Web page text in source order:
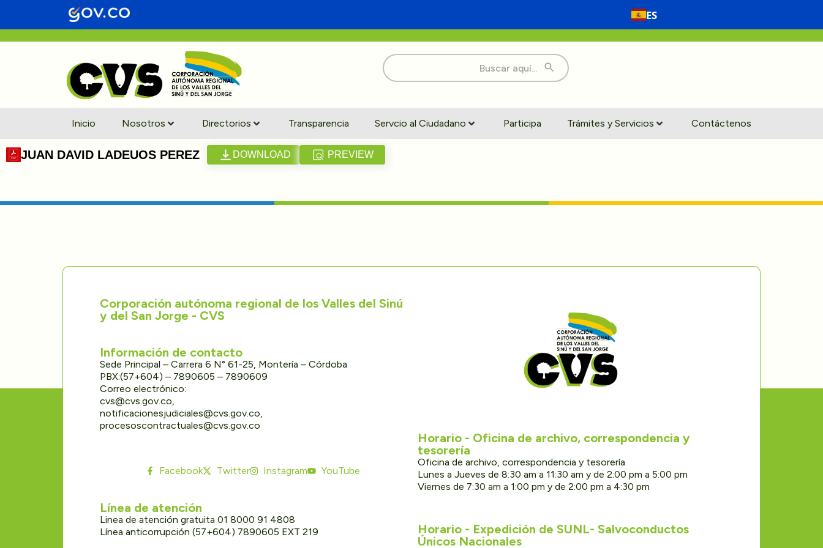
ES
Buscar:
Inicio Nosotros Directorios Transparencia Servcio al Ciudadano Participa Trámites y Servicios Contáctenos
JUAN DAVID LADEUOS PEREZ DOWNLOAD PREVIEW
Corporación autónoma regional de los Valles del Sinú
y del San Jorge - CVS
Información de contacto
Sede Principal – Carrera 6 N° 61-25, Montería – Córdoba
PBX:(57+604) – 7890605 – 7890609
Correo electrónico:
cvs@cvs.gov.co,
notificacionesjudiciales@cvs.gov.co,
procesoscontractuales@cvs.gov.co
Facebook Twitter Instagram YouTube
Línea de atención
Linea de atención gratuita 01 8000 91 4808
Línea anticorrupción (57+604) 7890605 EXT 219
Horario - Oficina de archivo, correspondencia y
tesorería
Oficina de archivo, correspondencia y tesorería
Lunes a Jueves de 8:30 am a 11:30 am y de 2:00 pm a 5:00 pm
Viernes de 7:30 am a 1:00 pm y de 2:00 pm a 4:30 pm
Horario - Expedición de SUNL- Salvoconductos
Únicos Nacionales